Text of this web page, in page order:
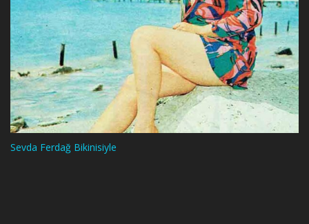
Sevda Ferdağ Bikinisiyle